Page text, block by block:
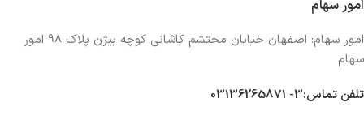
امور سهام
امور سهام: اصفهان خیابان
محتشم کاشانی کوچه بیژن پلاک 98 امور
سهام
تلفن تماس:3- 03136265871